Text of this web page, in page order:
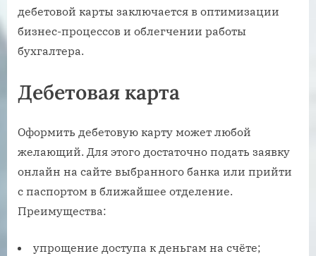
дебетовой карты заключается в оптимизации
бизнес-процессов и облегчении работы
бухгалтера.
Дебетовая карта
Оформить дебетовую карту может любой
желающий. Для этого достаточно подать заявку
онлайн на сайте выбранного банка или прийти
с паспортом в ближайшее отделение.
Преимущества:
упрощение доступа к деньгам на счёте;